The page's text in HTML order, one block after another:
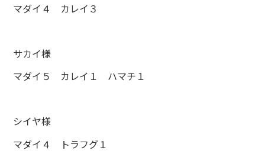
マダイ４ カレイ３
サカイ様
マダイ５ カレイ１ ハマチ１
シイヤ様
マダイ４ トラフグ１